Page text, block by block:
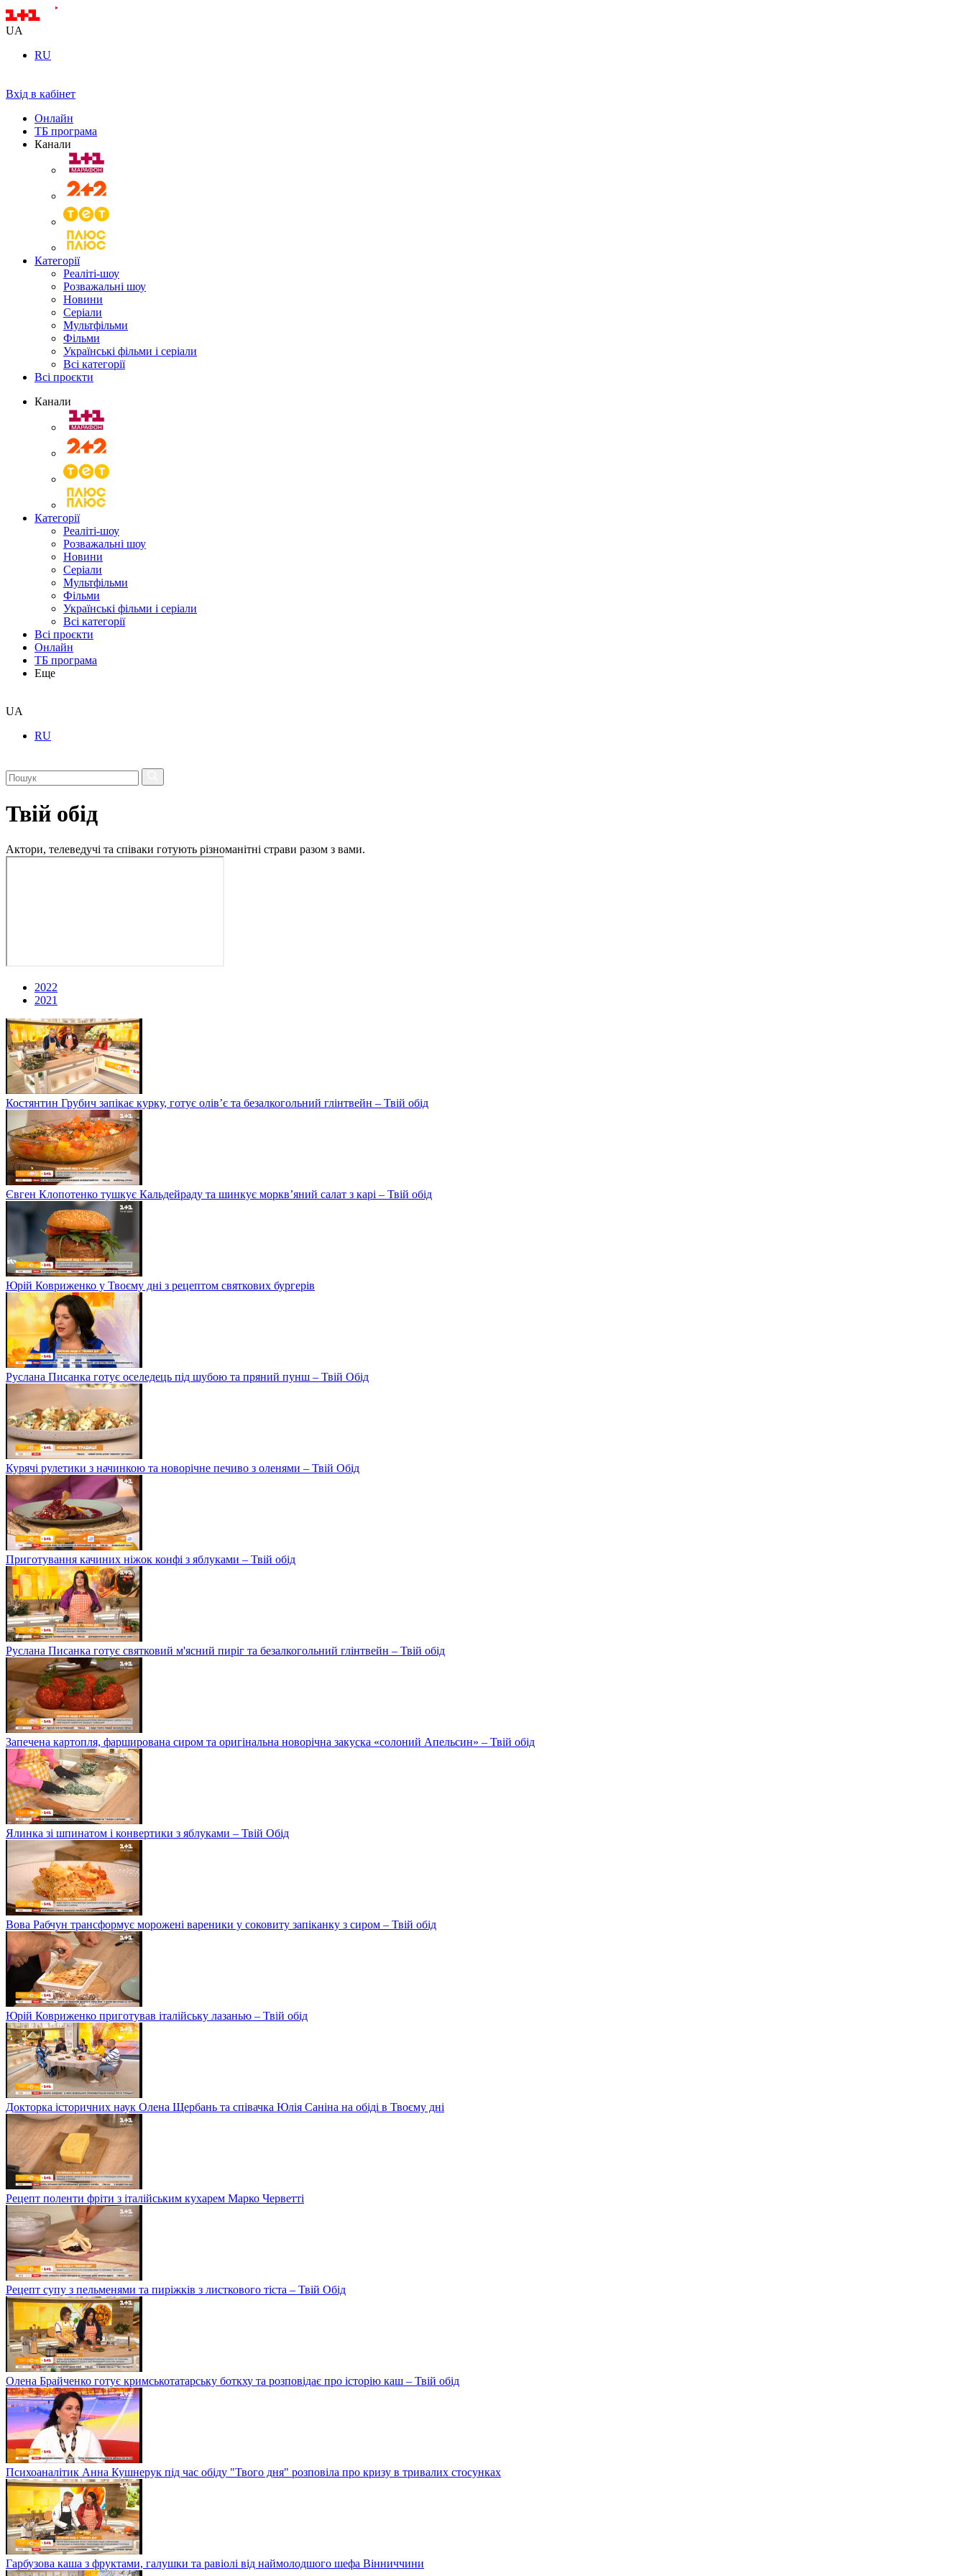
UA
RU
Вхід в кабінет
Онлайн
ТБ програма
Канали
Категорії
Реаліті-шоу
Розважальні шоу
Новини
Серіали
Мультфільми
Фільми
Українські фільми і серіали
Всі категорії
Всі проєкти
Канали
Категорії
Реаліті-шоу
Розважальні шоу
Новини
Серіали
Мультфільми
Фільми
Українські фільми і серіали
Всі категорії
Всі проєкти
Онлайн
ТБ програма
Еще
UA
RU
Твій обід
Актори, телеведучі та співаки готують різноманітні страви разом з вами.
2022
2021
Костянтин Грубич запікає курку, готує олів’є та безалкогольний глінтвейн – Твій обід
Євген Клопотенко тушкує Кальдейраду та шинкує моркв’яний салат з карі – Твій обід
Юрій Ковриженко у Твоєму дні з рецептом святкових бургерів
Руслана Писанка готує оселедець під шубою та пряний пунш – Твій Обід
Курячі рулетики з начинкою та новорічне печиво з оленями – Твій Обід
Приготування качиних ніжок конфі з яблуками – Твій обід
Руслана Писанка готує святковий м'ясний пиріг та безалкогольний глінтвейн – Твій обід
Запечена картопля, фарширована сиром та оригінальна новорічна закуска «солоний Апельсин» – Твій обід
Ялинка зі шпинатом і конвертики з яблуками – Твій Обід
Вова Рабчун трансформує морожені вареники у соковиту запіканку з сиром – Твій обід
Юрій Ковриженко приготував італійську лазанью – Твій обід
Докторка історичних наук Олена Щербань та співачка Юлія Саніна на обіді в Твоєму дні
Рецепт поленти фріти з італійським кухарем Марко Черветті
Рецепт супу з пельменями та пиріжків з листкового тіста – Твій Обід
Олена Брайченко готує кримськотатарську боткху та розповідає про історію каш – Твій обід
Психоаналітик Анна Кушнерук під час обіду "Твого дня" розповіла про кризу в тривалих стосунках
Гарбузова каша з фруктами, галушки та равіолі від наймолодшого шефа Вінниччини